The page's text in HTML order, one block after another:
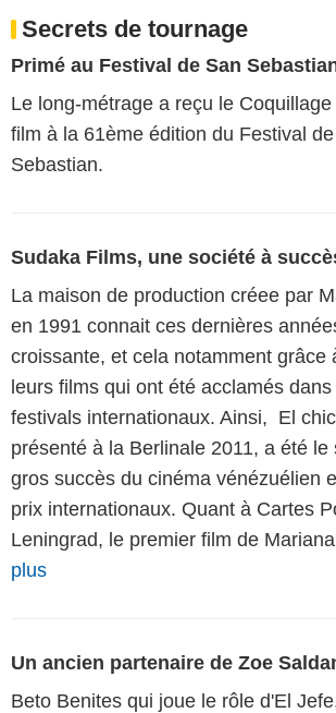
Secrets de tournage
Primé au Festival de San
Le long-métrage a reçu le
film à la 61ème édition du Festival
Sebastian.
Sudaka Films, une société à
La maison de production créee par
en 1991 connait ces dernières
croissante, et cela notamment grâce
leurs films qui ont été acclamés
festivals internationaux. Ainsi, El
présenté à la Berlinale 2011, a été le
gros succès du cinéma vénézuélien
prix internationaux. Quant à Cartes
Leningrad, le premier film de
plus
Un ancien partenaire de Zoe
Beto Benites qui joue le rôle d'El